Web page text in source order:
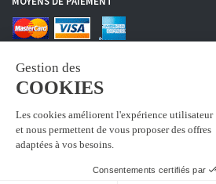
RECEVOIR LA NEWSLETTER
Abonnez-vous à la newsletter fobi.fr
plans et nouveautés